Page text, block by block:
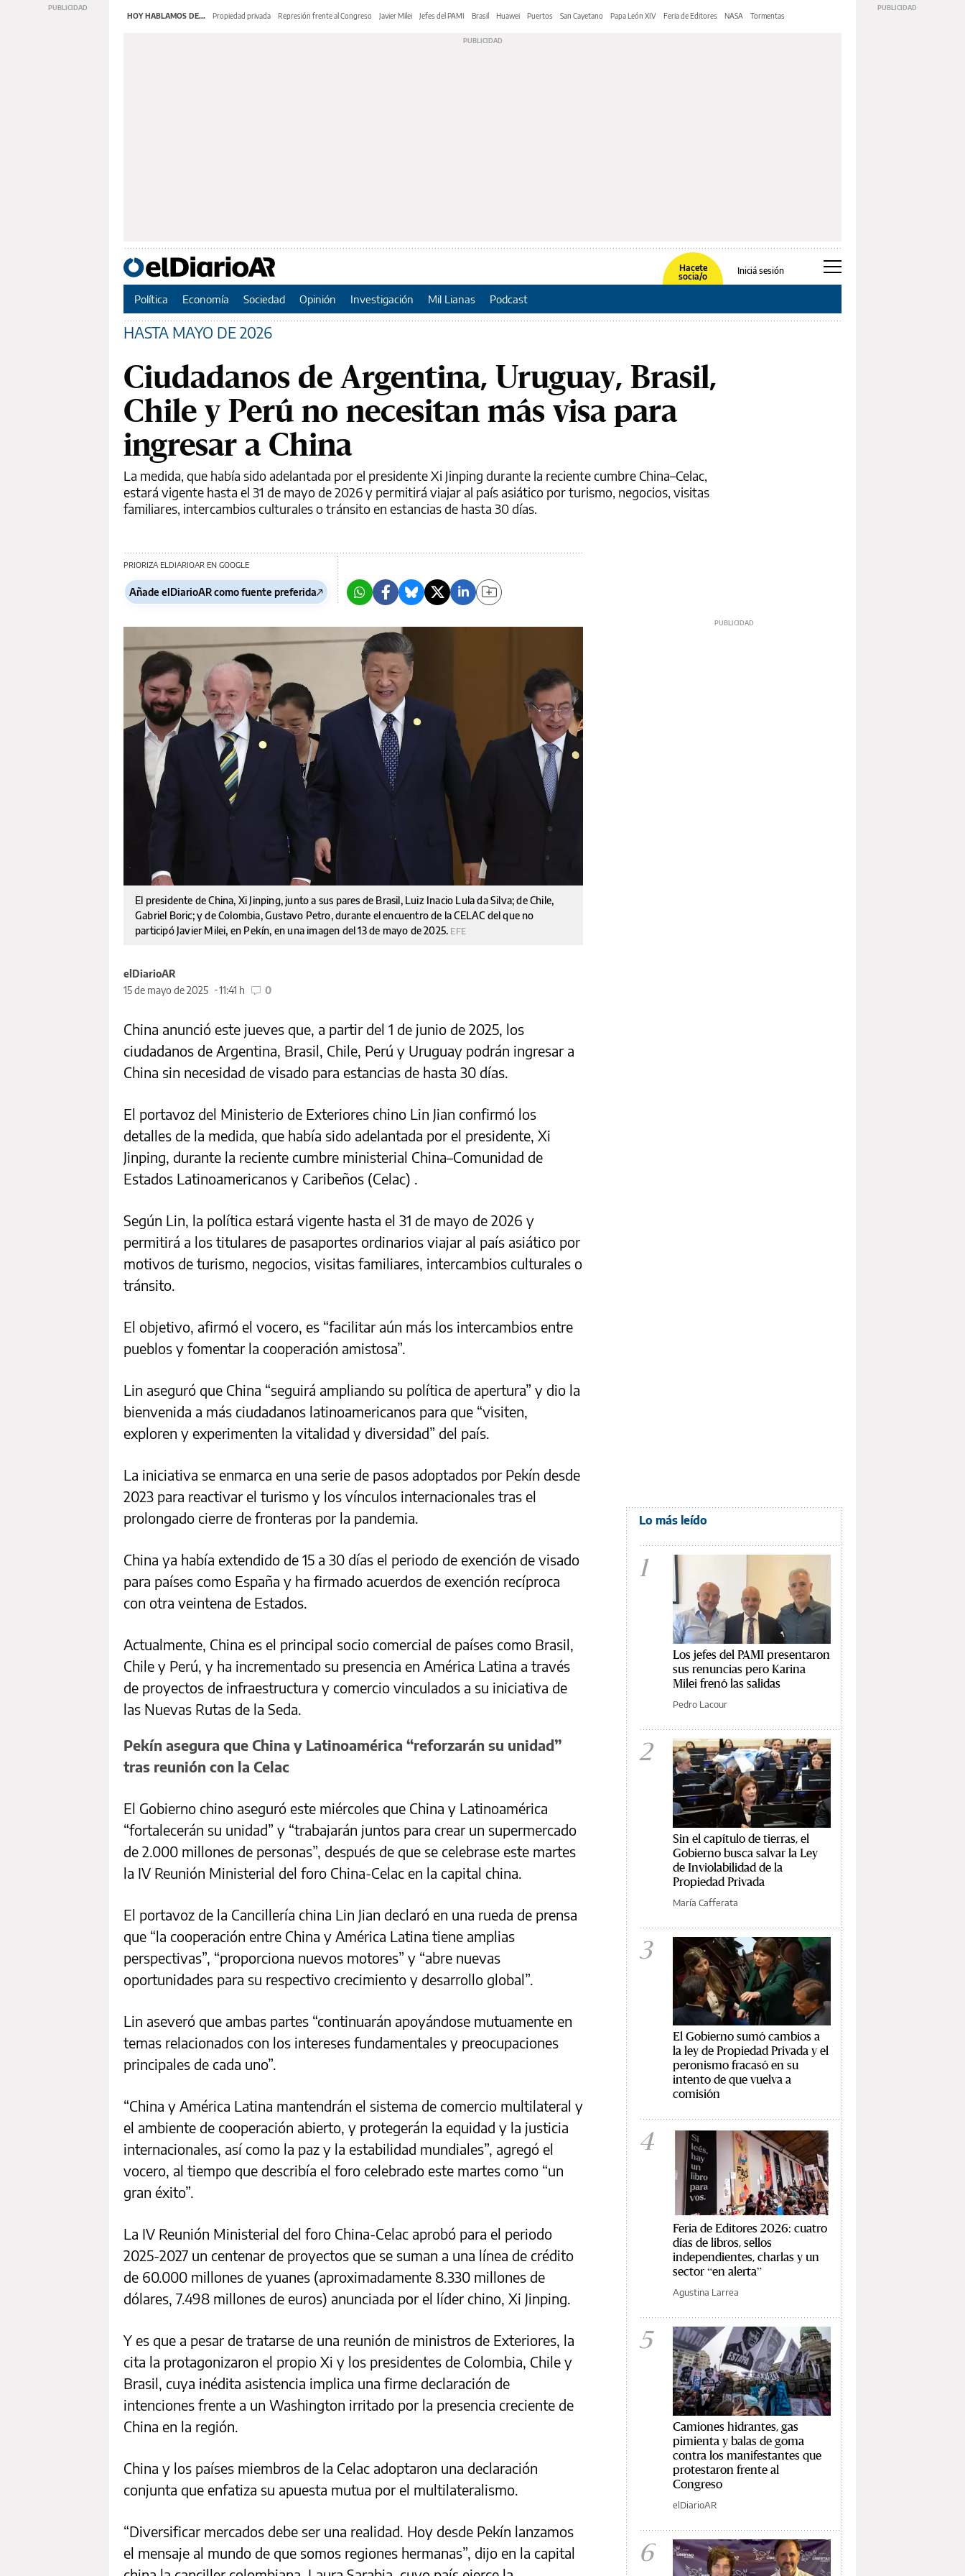
HOY HABLAMOS DE... Propiedad privada Represión frente al Congreso Javier Milei Jefes del PAMI Brasil Huawei Puertos San Cayetano Papa León XIV Feria de Editores NASA Tormentas
Hacete
socia/o
Iniciá sesión
Política Economía Sociedad Opinión Investigación Mil Lianas Podcast
HASTA MAYO DE 2026
Ciudadanos de Argentina, Uruguay, Brasil,
Chile y Perú no necesitan más visa para
ingresar a China
La medida, que había sido adelantada por el presidente Xi Jinping durante la reciente cumbre China–Celac,
estará vigente hasta el 31 de mayo de 2026 y permitirá viajar al país asiático por turismo, negocios, visitas
familiares, intercambios culturales o tránsito en estancias de hasta 30 días.
PRIORIZA ELDIARIOAR EN GOOGLE
Añade elDiarioAR como fuente preferida
El presidente de China, Xi Jinping, junto a sus pares de Brasil, Luiz Inacio Lula da Silva; de Chile,
Gabriel Boric; y de Colombia, Gustavo Petro, durante el encuentro de la CELAC del que no
participó Javier Milei, en Pekín, en una imagen del 13 de mayo de 2025. EFE
elDiarioAR
15 de mayo de 2025
11:41 h 0
China anunció este jueves que, a partir del 1 de junio de 2025, los
ciudadanos de Argentina, Brasil, Chile, Perú y Uruguay podrán ingresar a
China sin necesidad de visado para estancias de hasta 30 días.
El portavoz del Ministerio de Exteriores chino Lin Jian confirmó los
detalles de la medida, que había sido adelantada por el presidente, Xi
Jinping, durante la reciente cumbre ministerial China–Comunidad de
Estados Latinoamericanos y Caribeños (Celac) .
Según Lin, la política estará vigente hasta el 31 de mayo de 2026 y
permitirá a los titulares de pasaportes ordinarios viajar al país asiático por
motivos de turismo, negocios, visitas familiares, intercambios culturales o
tránsito.
El objetivo, afirmó el vocero, es “facilitar aún más los intercambios entre
pueblos y fomentar la cooperación amistosa”.
Lin aseguró que China “seguirá ampliando su política de apertura” y dio la
bienvenida a más ciudadanos latinoamericanos para que “visiten,
exploren y experimenten la vitalidad y diversidad” del país.
La iniciativa se enmarca en una serie de pasos adoptados por Pekín desde
2023 para reactivar el turismo y los vínculos internacionales tras el
prolongado cierre de fronteras por la pandemia.
China ya había extendido de 15 a 30 días el periodo de exención de visado
para países como España y ha firmado acuerdos de exención recíproca
con otra veintena de Estados.
Actualmente, China es el principal socio comercial de países como Brasil,
Chile y Perú, y ha incrementado su presencia en América Latina a través
de proyectos de infraestructura y comercio vinculados a su iniciativa de
las Nuevas Rutas de la Seda.
Pekín asegura que China y Latinoamérica “reforzarán su unidad”
tras reunión con la Celac
El Gobierno chino aseguró este miércoles que China y Latinoamérica
“fortalecerán su unidad” y “trabajarán juntos para crear un supermercado
de 2.000 millones de personas”, después de que se celebrase este martes
la IV Reunión Ministerial del foro China-Celac en la capital china.
El portavoz de la Cancillería china Lin Jian declaró en una rueda de prensa
que “la cooperación entre China y América Latina tiene amplias
perspectivas”, “proporciona nuevos motores” y “abre nuevas
oportunidades para su respectivo crecimiento y desarrollo global”.
Lin aseveró que ambas partes “continuarán apoyándose mutuamente en
temas relacionados con los intereses fundamentales y preocupaciones
principales de cada uno”.
“China y América Latina mantendrán el sistema de comercio multilateral y
el ambiente de cooperación abierto, y protegerán la equidad y la justicia
internacionales, así como la paz y la estabilidad mundiales”, agregó el
vocero, al tiempo que describía el foro celebrado este martes como “un
gran éxito”.
La IV Reunión Ministerial del foro China-Celac aprobó para el periodo
2025-2027 un centenar de proyectos que se suman a una línea de crédito
de 60.000 millones de yuanes (aproximadamente 8.330 millones de
dólares, 7.498 millones de euros) anunciada por el líder chino, Xi Jinping.
Y es que a pesar de tratarse de una reunión de ministros de Exteriores, la
cita la protagonizaron el propio Xi y los presidentes de Colombia, Chile y
Brasil, cuya inédita asistencia implica una firme declaración de
intenciones frente a un Washington irritado por la presencia creciente de
China en la región.
China y los países miembros de la Celac adoptaron una declaración
conjunta que enfatiza su apuesta mutua por el multilateralismo.
“Diversificar mercados debe ser una realidad. Hoy desde Pekín lanzamos
el mensaje al mundo de que somos regiones hermanas”, dijo en la capital
Lo más leído
1
Los jefes del PAMI presentaron
sus renuncias pero Karina
Milei frenó las salidas
Pedro Lacour
2
Sin el capítulo de tierras, el
Gobierno busca salvar la Ley
de Inviolabilidad de la
Propiedad Privada
María Cafferata
3
El Gobierno sumó cambios a
la ley de Propiedad Privada y el
peronismo fracasó en su
intento de que vuelva a
comisión
4
Feria de Editores 2026: cuatro
días de libros, sellos
independientes, charlas y un
sector “en alerta”
Agustina Larrea
5
Camiones hidrantes, gas
pimienta y balas de goma
contra los manifestantes que
protestaron frente al
Congreso
elDiarioAR
6